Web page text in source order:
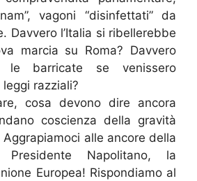
vagoni “disinfettati” da
Davvero l’Italia si ribellerebbe
marcia su Roma? Davvero
le barricate se venissero
razziali?
cosa devono dire ancora
coscienza della gravità
alle ancore della
Presidente Napolitano, la
Europea! Rispondiamo al